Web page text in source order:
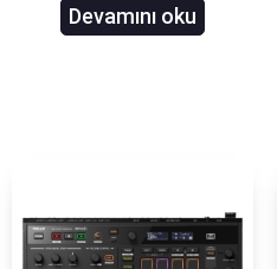
Devamını oku